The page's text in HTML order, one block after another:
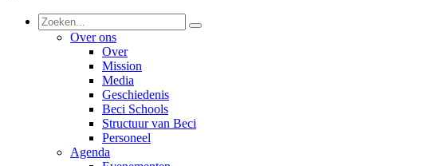
Over ons
Over
Mission
Media
Geschiedenis
Beci Schools
Structuur van Beci
Personeel
Agenda